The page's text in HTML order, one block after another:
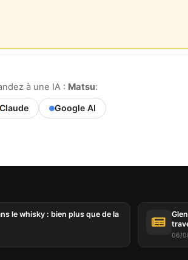
à une IA : Matsu:
Google AI
le whisky : bien plus que de la
06/
utilise des cookies
votre appareil. Les informations traitées
liées à votre compte utilisateur,
(par exemple, l'adresse IP et
de navigation. Nous utilisons ces
Vous pouvez personnaliser votre choix